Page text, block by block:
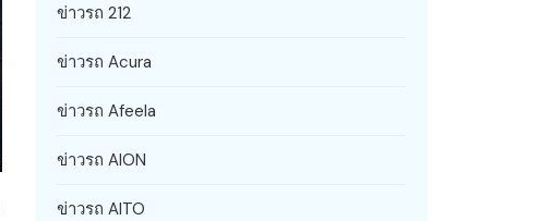
ข่าวรถ 212
ข่าวรถ Acura
ข่าวรถ Afeela
ข่าวรถ AION
ข่าวรถ AITO